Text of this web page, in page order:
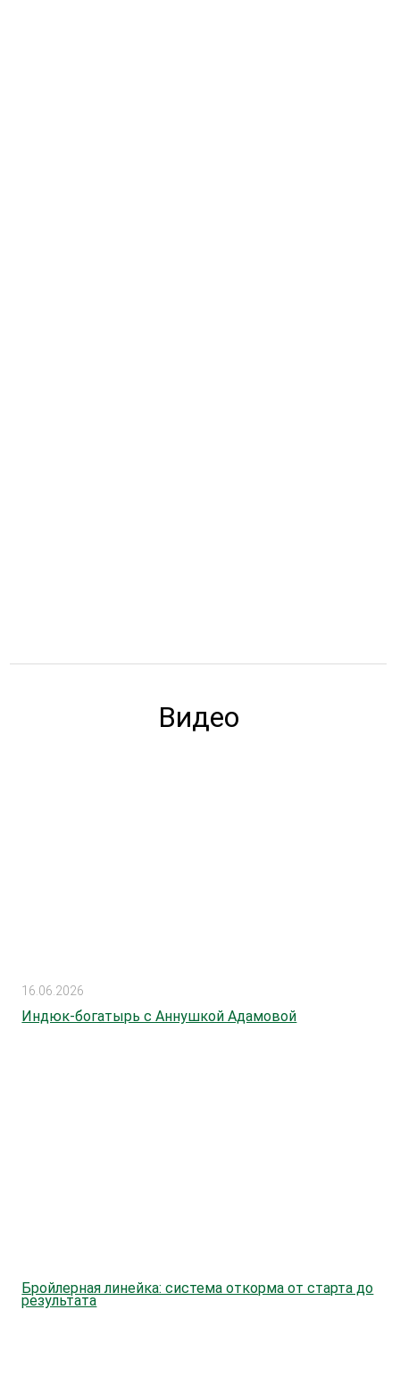
Видео
16.06.2026
Индюк-богатырь с Аннушкой Адамовой
Бройлерная линейка: система откорма от старта до
результата